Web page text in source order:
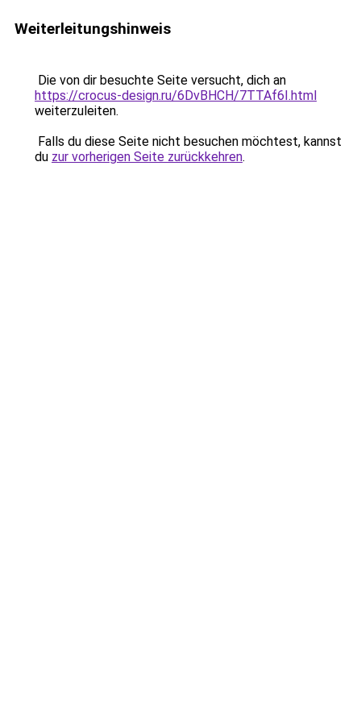
Weiterleitungshinweis
Die von dir besuchte Seite versucht, dich an
https://crocus-design.ru/6DvBHCH/7TTAf6I.html
weiterzuleiten.
Falls du diese Seite nicht besuchen möchtest, kannst
du zur vorherigen Seite zurückkehren.